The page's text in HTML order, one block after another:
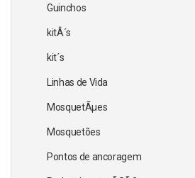
Guinchos
kitÂ´s
kit´s
Linhas de Vida
MosquetÃµes
Mosquetões
Pontos de ancoragem